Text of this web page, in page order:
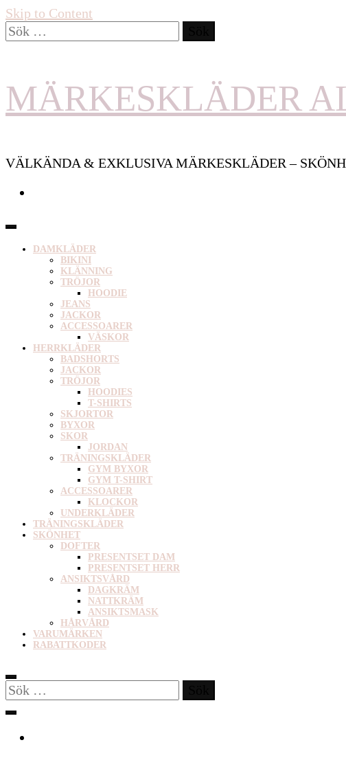
Skip to Content
Sök
efter:
MÄRKESKLÄDER
VÄLKÄNDA & EXKLUSIVA MÄRKESKLÄDER –
DAMKLÄDER
BIKINI
KLÄNNING
TRÖJOR
HOODIE
JEANS
JACKOR
ACCESSOARER
VÄSKOR
HERRKLÄDER
BADSHORTS
JACKOR
TRÖJOR
HOODIES
T-SHIRTS
SKJORTOR
BYXOR
SKOR
JORDAN
TRÄNINGSKLÄDER
GYM BYXOR
GYM T-SHIRT
ACCESSOARER
KLOCKOR
UNDERKLÄDER
TRÄNINGSKLÄDER
SKÖNHET
DOFTER
PRESENTSET DAM
PRESENTSET HERR
ANSIKTSVÅRD
DAGKRÄM
NATTKRÄM
ANSIKTSMASK
HÅRVÅRD
VARUMÄRKEN
RABATTKODER
Sök
efter: